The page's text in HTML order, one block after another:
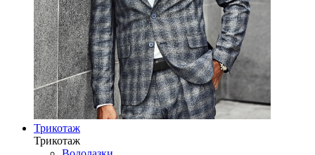
Трикотаж
Трикотаж